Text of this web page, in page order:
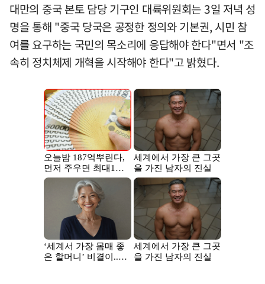
대만의 중국 본토 담당 기구인 대륙위원회는 3일 저녁 성
명을 통해 "중국 당국은 공정한 정의와 기본권, 시민 참
여를 요구하는 국민의 목소리에 응답해야 한다"면서 "조
속히 정치체제 개혁을 시작해야 한다"고 밝혔다.